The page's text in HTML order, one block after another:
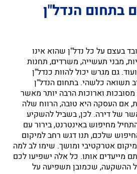
בתחום הנדל"ן
בעצם על כל נדל"ן שהוא אינו
מבני תעשייה, משרדים, תחנות
גם מגרש יכול להוות כנדל"ן
תשואה כלשהי. בתחום הנדל"ן
וארוכות הרבה יותר מאשר
אם העסקה היא טובה, הרווח שלה
של דירה. לכן, בשביל להשקיע
מחיפוש באינטרנט, בירור עם
שלכם, תנו דגש רחב למיקום
אטרקטיבי ומושך. שימו לב למה
מייעדים אותו. כל אלה ישפיעו לכם
ההשקעה, שכמובן תשפיעה על